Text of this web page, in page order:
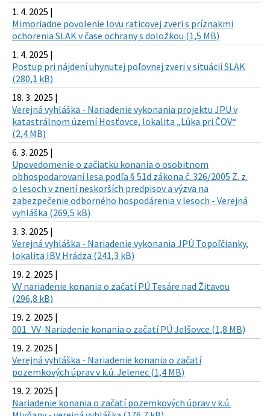
1. 4. 2025 |
Mimoriadne povolenie lovu raticovej zveri s príznakmi
ochorenia SLAK v čase ochrany s doložkou (1,5 MB)
1. 4. 2025 |
Postup pri nájdení uhynutej poľovnej zveri v situácii SLAK
(280,1 kB)
18. 3. 2025 |
Verejná vyhláška - Nariadenie vykonania projektu JPU v
katastrálnom území Hosťovce, lokalita „Lúka pri ČOV“
(2,4 MB)
6. 3. 2025 |
Upovedomenie o začiatku konania o osobitnom
obhospodarovaní lesa podľa § 51d zákona č. 326/2005 Z. z.
o lesoch v znení neskorších predpisov a výzva na
zabezpečenie odborného hospodárenia v lesoch - Verejná
vyhláška (269,5 kB)
3. 3. 2025 |
Verejná vyhláška - Nariadenie vykonania JPÚ Topoľčianky,
lokalita IBV Hrádza (241,3 kB)
19. 2. 2025 |
VV nariadenie konania o začatí PÚ Tesáre nad Žitavou
(296,8 kB)
19. 2. 2025 |
001_VV-Nariadenie konania o začatí PÚ Jelšovce (1,8 MB)
19. 2. 2025 |
Verejná vyhláška - Nariadenie konania o začatí
pozemkových úprav v k.ú. Jelenec (1,4 MB)
19. 2. 2025 |
Nariadenie konania o začatí pozemkových úprav v k.ú.